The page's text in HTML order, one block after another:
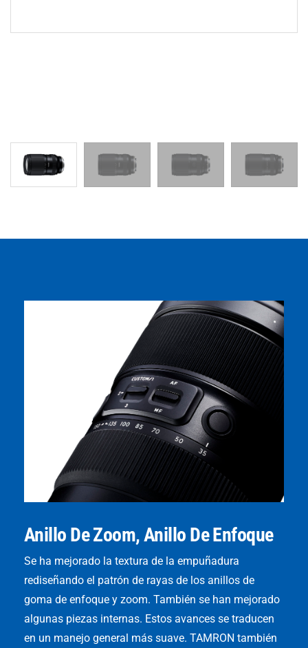
Anillo De Zoom, Anillo De Enfoque
Se ha mejorado la textura de la empuñadura
rediseñando el patrón de rayas de los anillos de
goma de enfoque y zoom. También se han mejorado
algunas piezas internas. Estos avances se traducen
en un manejo general más suave. TAMRON también